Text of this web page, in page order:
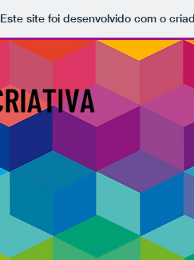
Este site foi desenvolvido com o